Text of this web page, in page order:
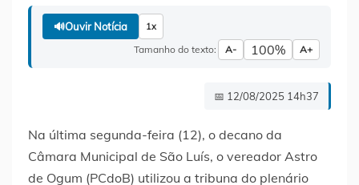
🔊Ouvir Notícia 1x
Tamanho do texto: A- 100% A+
📅 12/08/2025 14h37
Na última segunda-feira (12), o decano da
Câmara Municipal de São Luís, o vereador Astro
de Ogum (PCdoB) utilizou a tribuna do plenário